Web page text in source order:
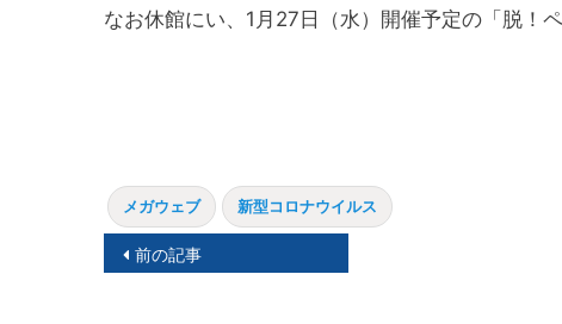
なお休館にい、1月27日（水）開催予定の「脱！
メガウェブ 新型コロナウイルス
投前の記事